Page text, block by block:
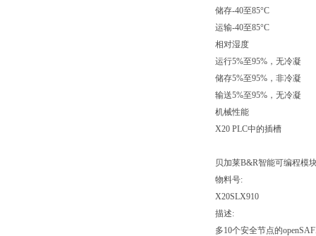
储存-40至85°C
运输-40至85°C
相对湿度
运行5%至95%，无冷凝
储存5%至95%，非冷凝
输送5%至95%，无冷凝
机械性能
X20 PLC中的插槽
贝加莱B&R智能可编程模
物料号:
X20SLX910
描述:
多10个安全节点的